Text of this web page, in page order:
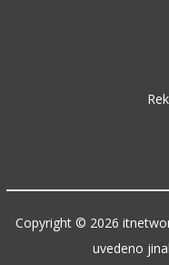
Copyright © 2026
uvedeno